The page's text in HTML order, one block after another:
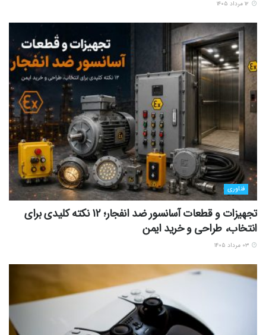
فناوری
تجهیزات و قطعات آسانسور ضد انفجار؛ 12 نکته کلیدی برای
انتخاب، طراحی و خرید ایمن